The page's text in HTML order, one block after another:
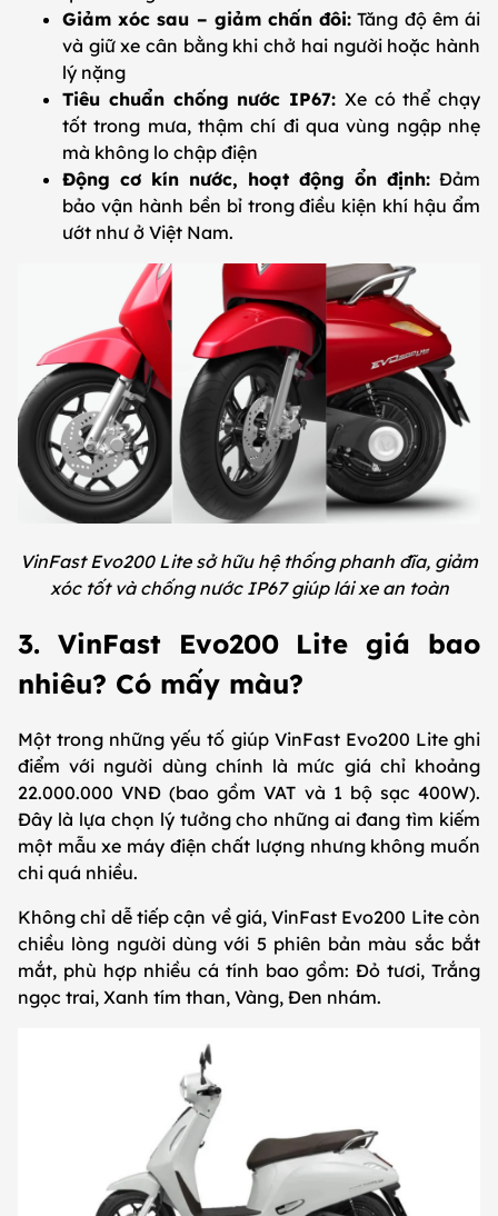
Giảm xóc sau – giảm chấn đôi: Tăng độ êm ái
và giữ xe cân bằng khi chở hai người hoặc hành
lý nặng
Tiêu chuẩn chống nước IP67: Xe có thể chạy
tốt trong mưa, thậm chí đi qua vùng ngập nhẹ
mà không lo chập điện
Động cơ kín nước, hoạt động ổn định: Đảm
bảo vận hành bền bỉ trong điều kiện khí hậu ẩm
ướt như ở Việt Nam.
VinFast Evo200 Lite sở hữu hệ thống phanh đĩa, giảm
xóc tốt và chống nước IP67 giúp lái xe an toàn
3. VinFast Evo200 Lite giá bao
nhiêu? Có mấy màu?
Một trong những yếu tố giúp VinFast Evo200 Lite ghi
điểm với người dùng chính là mức giá chỉ khoảng
22.000.000 VNĐ (bao gồm VAT và 1 bộ sạc 400W).
Đây là lựa chọn lý tưởng cho những ai đang tìm kiếm
một mẫu xe máy điện chất lượng nhưng không muốn
chi quá nhiều.
Không chỉ dễ tiếp cận về giá, VinFast Evo200 Lite còn
chiều lòng người dùng với 5 phiên bản màu sắc bắt
mắt, phù hợp nhiều cá tính bao gồm: Đỏ tươi, Trắng
ngọc trai, Xanh tím than, Vàng, Đen nhám.